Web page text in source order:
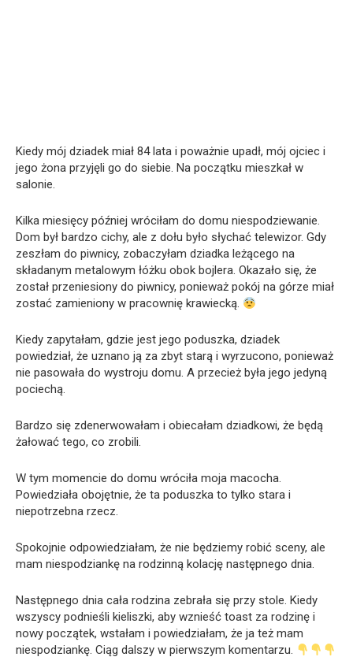
Kiedy mój dziadek miał 84 lata i poważnie upadł, mój ojciec i
jego żona przyjęli go do siebie. Na początku mieszkał w
salonie.
Kilka miesięcy później wróciłam do domu niespodziewanie.
Dom był bardzo cichy, ale z dołu było słychać telewizor. Gdy
zeszłam do piwnicy, zobaczyłam dziadka leżącego na
składanym metalowym łóżku obok bojlera. Okazało się, że
został przeniesiony do piwnicy, ponieważ pokój na górze miał
zostać zamieniony w pracownię krawiecką.
Kiedy zapytałam, gdzie jest jego poduszka, dziadek
powiedział, że uznano ją za zbyt starą i wyrzucono, ponieważ
nie pasowała do wystroju domu. A przecież była jego jedyną
pociechą.
Bardzo się zdenerwowałam i obiecałam dziadkowi, że będą
żałować tego, co zrobili.
W tym momencie do domu wróciła moja macocha.
Powiedziała obojętnie, że ta poduszka to tylko stara i
niepotrzebna rzecz.
Spokojnie odpowiedziałam, że nie będziemy robić sceny, ale
mam niespodziankę na rodzinną kolację następnego dnia.
Następnego dnia cała rodzina zebrała się przy stole. Kiedy
wszyscy podnieśli kieliszki, aby wznieść toast za rodzinę i
nowy początek, wstałam i powiedziałam, że ja też mam
niespodziankę. Ciąg dalszy w pierwszym komentarzu.